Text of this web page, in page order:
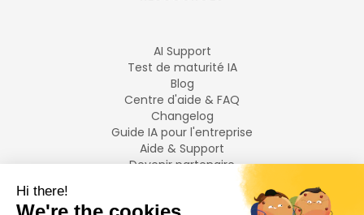
AI Support
Test de maturité IA
Blog
Centre d'aide & FAQ
Changelog
Guide IA pour l'entreprise
Aide & Support
Devenir partenaire
LANGUES